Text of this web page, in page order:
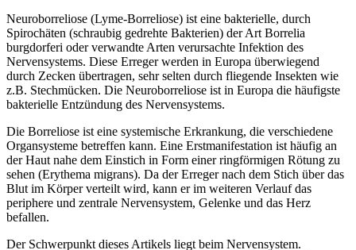
Neuroborreliose (Lyme-Borreliose) ist eine bakterielle, durch
Spirochäten (schraubig gedrehte Bakterien) der Art Borrelia
burgdorferi oder verwandte Arten verursachte Infektion des
Nervensystems. Diese Erreger werden in Europa überwiegend
durch Zecken übertragen, sehr selten durch fliegende Insekten wie
z.B. Stechmücken. Die Neuroborreliose ist in Europa die häufigste
bakterielle Entzündung des Nervensystems.
Die Borreliose ist eine systemische Erkrankung, die verschiedene
Organsysteme betreffen kann. Eine Erstmanifestation ist häufig an
der Haut nahe dem Einstich in Form einer ringförmigen Rötung zu
sehen (Erythema migrans). Da der Erreger nach dem Stich über das
Blut im Körper verteilt wird, kann er im weiteren Verlauf das
periphere und zentrale Nervensystem, Gelenke und das Herz
befallen.
Der Schwerpunkt dieses Artikels liegt beim Nervensystem.